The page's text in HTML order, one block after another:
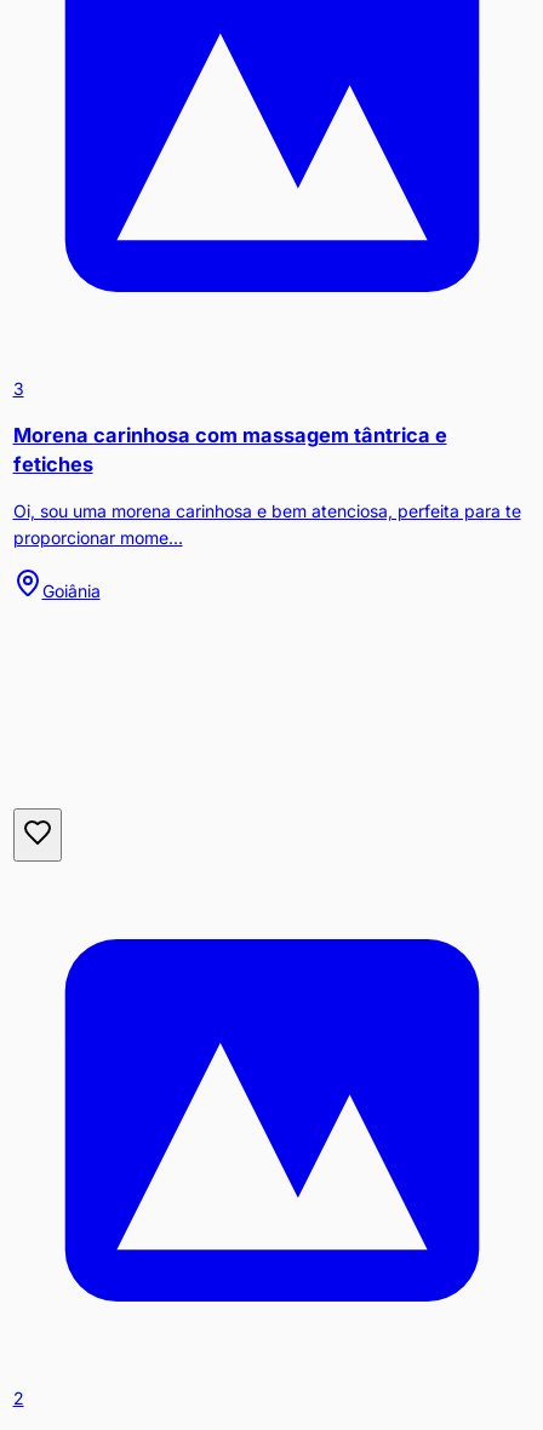
3
Morena carinhosa com massagem tântrica e
fetiches
Oi, sou uma morena carinhosa e bem atenciosa, perfeita para te
proporcionar mome...
Goiânia
2